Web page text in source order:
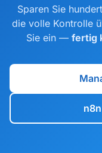
Sparen Sie
die volle Kontrolle
Sie ein — fertig